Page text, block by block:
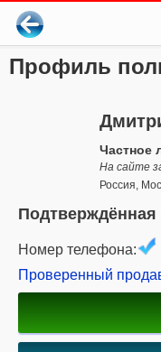
Профиль
Частное
На сайте
Россия,
Номер телефона:
Проверенный